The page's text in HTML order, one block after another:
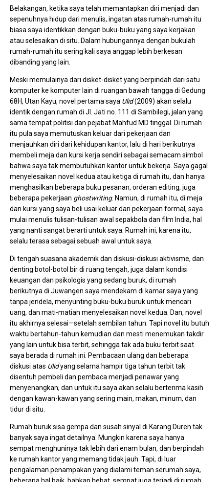
Belakangan, ketika saya telah memantapkan diri menjadi dan
sepenuhnya hidup dari menulis, ingatan atas rumah-rumah itu
biasa saya identikkan dengan buku-buku yang saya kerjakan
atau selesaikan di situ. Dalam hubungannya dengan bukulah
rumah-rumah itu sering kali saya anggap lebih berkesan
dibanding yang lain.
Meski memulainya dari disket-disket yang berpindah dari satu
komputer ke komputer lain di ruangan bawah tangga di Gedung
68H, Utan Kayu, novel pertama saya Ulid(2009) akan selalu
identik dengan rumah di Jl. Jati no. 111 di Sambilegi, jalan yang
sama tempat politisi dan pejabat Mahfud MD tinggal. Di rumah
itu pula saya memutuskan keluar dari pekerjaan dan
menjauhkan diri dari kehidupan kantor, lalu di hari berikutnya
membeli meja dan kursi kerja sendiri sebagai semacam simbol
bahwa saya tak membutuhkan kantor untuk bekerja. Saya gagal
menyelesaikan novel kedua atau ketiga di rumah itu, dan hanya
menghasilkan beberapa buku pesanan, orderan editing, juga
beberapa pekerjaan ghostwriting. Namun, di rumah itu, di meja
dan kursi yang saya beli usai keluar dari pekerjaan formal, saya
mulai menulis tulisan-tulisan awal sepakbola dan film India, hal
yang nanti sangat berarti untuk saya. Rumah ini, karena itu,
selalu terasa sebagai sebuah awal untuk saya.
Di tengah suasana akademik dan diskusi-diskusi aktivisme, dan
denting botol-botol bir di ruang tengah, juga dalam kondisi
keuangan dan psikologis yang sedang buruk, di rumah
berikutnya di Juwangen saya mendekam di kamar saya yang
tanpa jendela, menyunting buku-buku buruk untuk mencari
uang, dan mati-matian menyelesaikan novel kedua. Dan, novel
itu akhirnya selesai—setelah sembilan tahun. Tapi novel itu butuh
waktu bertahun-tahun kemudian dan mesti menemukan takdir
yang lain untuk bisa terbit, sehingga tak ada buku terbit saat
saya berada di rumah ini. Pembacaan ulang dan beberapa
diskusi atas Ulidyang selama hampir tiga tahun terbit tak
disentuh pembeli dan pembaca menjadi penawar yang
menyenangkan, dan untuk itu saya akan selalu berterima kasih
dengan kawan-kawan yang sering main, makan, minum, dan
tidur di situ.
Rumah buruk sisa gempa dan susah sinyal di Karang Duren tak
banyak saya ingat detailnya. Mungkin karena saya hanya
sempat menghuninya tak lebih dari enam bulan, dan berpindah
ke rumah kantor yang memang tidak jauh. Tapi, di luar
pengalaman penampakan yang dialami teman serumah saya,